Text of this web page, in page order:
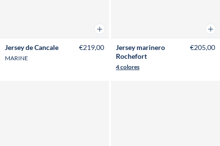
Añadir a la cesta
Jersey de Cancale
MARINE
€219,00
Jersey marinero
Rochefort
4 colores
€205,00